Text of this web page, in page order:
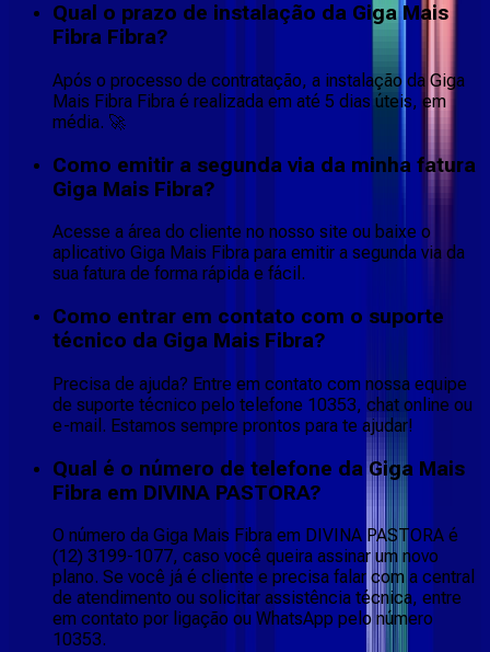
Qual o prazo de instalação da Giga Mais
Fibra Fibra?
Após o processo de contratação, a instalação da Giga
Mais Fibra Fibra é realizada em até 5 dias úteis, em
média. 🚀
Como emitir a segunda via da minha fatura
Giga Mais Fibra?
Acesse a área do cliente no nosso site ou baixe o
aplicativo Giga Mais Fibra para emitir a segunda via da
sua fatura de forma rápida e fácil.
Como entrar em contato com o suporte
técnico da Giga Mais Fibra?
Precisa de ajuda? Entre em contato com nossa equipe
de suporte técnico pelo telefone 10353, chat online ou
e-mail. Estamos sempre prontos para te ajudar!
Qual é o número de telefone da Giga Mais
Fibra em DIVINA PASTORA?
O número da Giga Mais Fibra em DIVINA PASTORA é
(12) 3199-1077, caso você queira assinar um novo
plano. Se você já é cliente e precisa falar com a central
de atendimento ou solicitar assistência técnica, entre
em contato por ligação ou WhatsApp pelo número
10353.